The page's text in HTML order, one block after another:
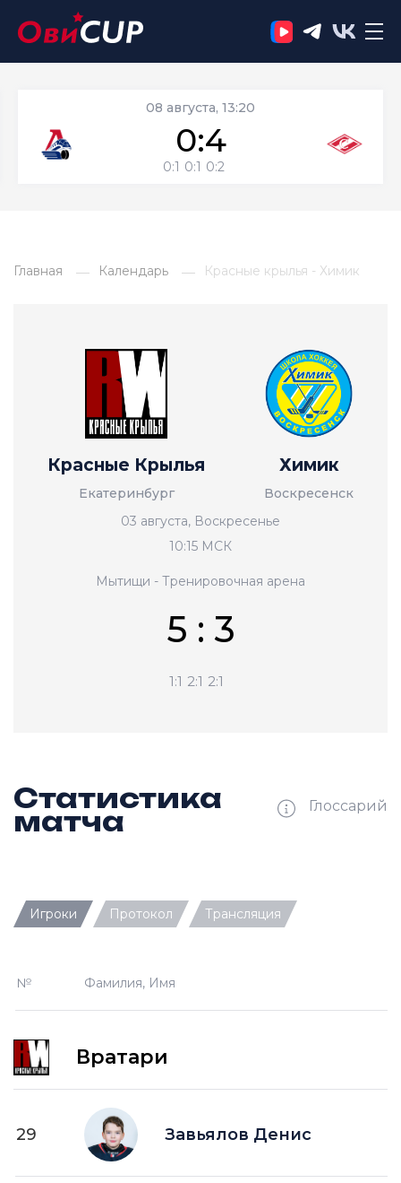
08 августа, 13:20
0:4
0:1 0:1 0:2
Главная Календарь Красные крылья - Химик
Красные Крылья
Екатеринбург
03 августа, Воскресенье
10:15 МСК
Мытищи - Тренировочная арена
5 : 3
1:1 2:1 2:1
Химик
Воскресенск
Статистика
матча Глоссарий
П — кол-во передач
игрока на площадке
-2 —
игроков на площад
шайба забитая в большинстве на одного
игрока на площадке
+2 — шайба забитая в большинстве на двух
Игроки Протокол Трансляция
№ Фамилия, Имя
Вратари
29 Завьялов Денис